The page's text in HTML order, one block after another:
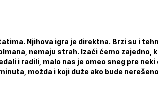
Njihova igra je direktna. Brzi su i
nemaju strah. Izaći ćemo zajedno,
i radili, malo nas je omeo sneg pre neki
možda i koji duže ako bude